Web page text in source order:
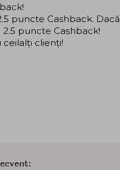
puncte Cashback. Dacă
puncte Cashback!
clienți!